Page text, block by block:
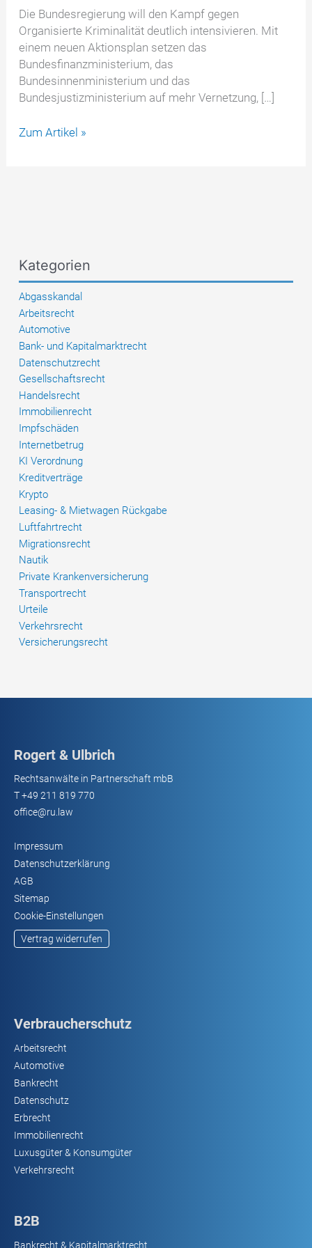
Die Bundesregierung will den Kampf gegen
Organisierte Kriminalität deutlich intensivieren. Mit
einem neuen Aktionsplan setzen das
Bundesfinanzministerium, das
Bundesinnenministerium und das
Bundesjustizministerium auf mehr Vernetzung, […]
Aktionsplan
Zum Artikel »
Kategorien
Abgasskandal
Arbeitsrecht
Automotive
Bank- und Kapitalmarktrecht
Datenschutzrecht
Gesellschaftsrecht
Handelsrecht
Immobilienrecht
Impfschäden
Internetbetrug
KI Verordnung
Kreditverträge
Krypto
Leasing- & Mietwagen Rückgabe
Luftfahrtrecht
Migrationsrecht
Nautik
Private Krankenversicherung
Transportrecht
Urteile
Verkehrsrecht
Versicherungsrecht
Rogert & Ulbrich
Rechtsanwälte in Partnerschaft mbB
T+49 211 819 770
office@ru.law
Impressum
Datenschutzerklärung
AGB
Sitemap
Cookie-Einstellungen
Vertrag widerrufen
Verbraucherschutz
Arbeitsrecht
Automotive
Bankrecht
Datenschutz
Erbrecht
Immobilienrecht
Luxusgüter & Konsumgüter
Verkehrsrecht
B2B
Bankrecht & Kapitalmarktrecht